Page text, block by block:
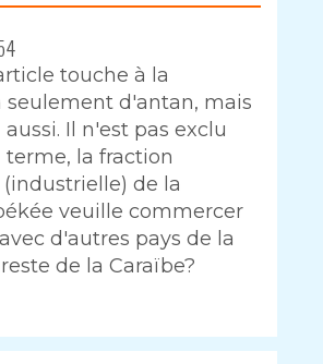
touche à la
d'antan, mais
Il n'est pas exclu
la fraction
de la
veuille commercer
d'autres pays de la
de la Caraïbe?